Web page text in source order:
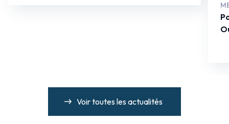
Voir toutes les actualités